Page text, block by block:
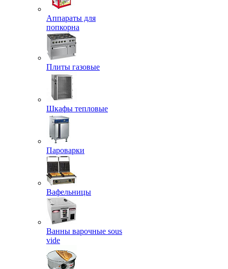
Аппараты для
попкорна
Плиты газовые
Шкафы тепловые
Пароварки
Вафельницы
Ванны варочные sous
vide